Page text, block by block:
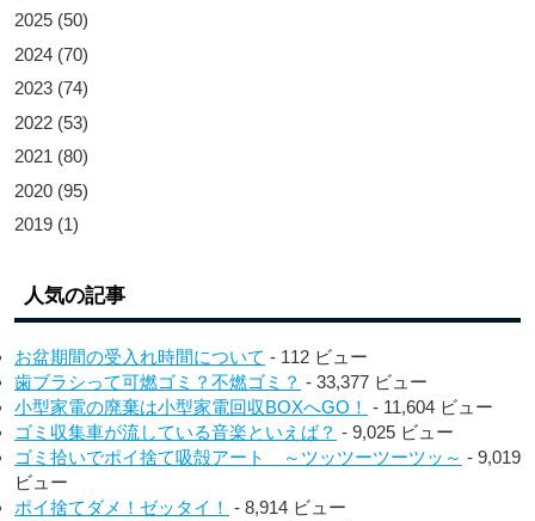
2025 (50)
2024 (70)
2023 (74)
2022 (53)
2021 (80)
2020 (95)
2019 (1)
人気の記事
お盆期間の受入れ時間について - 112 ビュー
歯ブラシって可燃ゴミ？不燃ゴミ？ - 33,377 ビュー
小型家電の廃棄は小型家電回収BOXへGO！ - 11,604 ビュー
ゴミ収集車が流している音楽といえば？ - 9,025 ビュー
ゴミ拾いでポイ捨て吸殻アート ～ツッツーツーツッ～ - 9,019
ビュー
ポイ捨てダメ！ゼッタイ！ - 8,914 ビュー